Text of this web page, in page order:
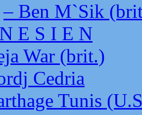
– Ben M`Sik
E S I E N
War (brit.)
Cedria
Tunis